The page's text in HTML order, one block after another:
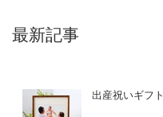
最新記事
出産祝いギフト